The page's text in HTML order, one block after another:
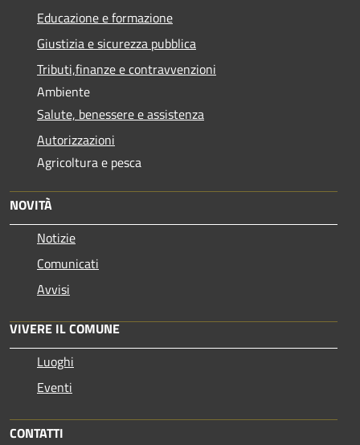
Educazione e formazione
Giustizia e sicurezza pubblica
Tributi,finanze e contravvenzioni
Ambiente
Salute, benessere e assistenza
Autorizzazioni
Agricoltura e pesca
NOVITÀ
Notizie
Comunicati
Avvisi
VIVERE IL COMUNE
Luoghi
Eventi
CONTATTI